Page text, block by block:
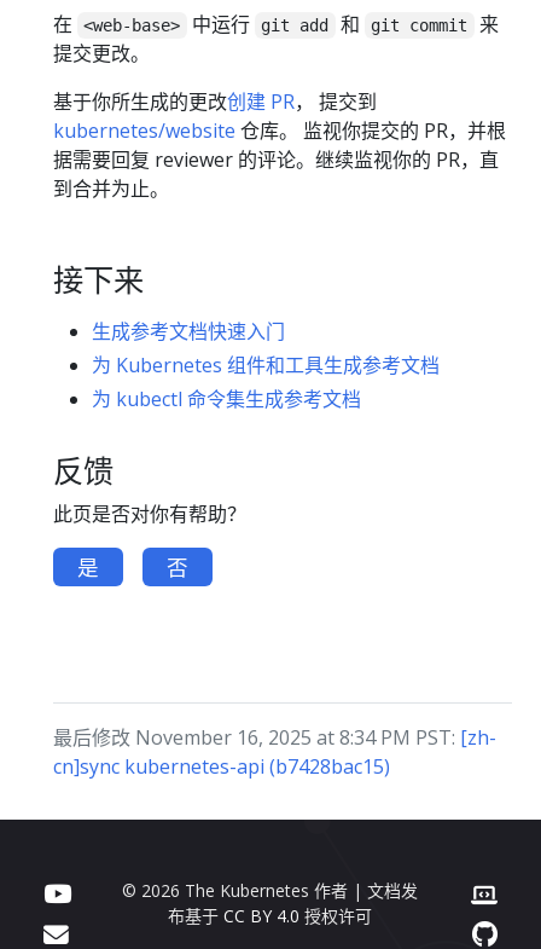
在 <web-base> 中运行 git add 和 git commit
来
提交更改。
基于你所生成的更改创建 PR， 提交到
kubernetes/website 仓库。 监视你提交的 PR，并根
据需要回复 reviewer 的评论。继续监视你的 PR，直
到合并为止。
接下来
生成参考文档快速入门
为 Kubernetes 组件和工具生成参考文档
为 kubectl 命令集生成参考文档
反馈
此页是否对你有帮助？
是 否
最后修改 November 16, 2025 at 8:34 PM PST: [zh-
cn]sync kubernetes-api (b7428bac15)
© 2026 The Kubernetes 作者 | 文档发
布基于CC BY 4.0 授权许可